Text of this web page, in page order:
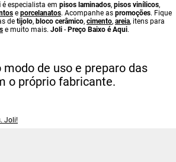
é especialista em pisos laminados, pisos vinílicos,
e porcelanatos. Acompanhe as promoções. Fique
de tijolo, bloco cerâmico, cimento, areia, itens para
e muito mais. Joli - Preço Baixo é Aqui.
modo de uso e preparo das
o próprio fabricante.
Joli!